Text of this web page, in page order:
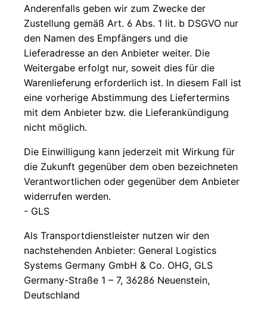
Anderenfalls geben wir zum Zwecke der
Zustellung gemäß Art. 6 Abs. 1 lit. b DSGVO nur
den Namen des Empfängers und die
Lieferadresse an den Anbieter weiter. Die
Weitergabe erfolgt nur, soweit dies für die
Warenlieferung erforderlich ist. In diesem Fall ist
eine vorherige Abstimmung des Liefertermins
mit dem Anbieter bzw. die Lieferankündigung
nicht möglich.
Die Einwilligung kann jederzeit mit Wirkung für
die Zukunft gegenüber dem oben bezeichneten
Verantwortlichen oder gegenüber dem Anbieter
widerrufen werden.
- GLS
Als Transportdienstleister nutzen wir den
nachstehenden Anbieter: General Logistics
Systems Germany GmbH & Co. OHG, GLS
Germany-Straße 1 – 7, 36286 Neuenstein,
Deutschland